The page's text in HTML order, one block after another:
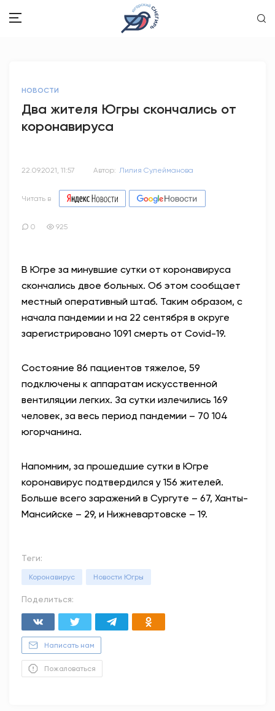
ОБРАЗОВАНИЕ
ЭТО У НАС СЕМЕЙНОЕ
АНТИТЕРРОР
НОВОСТИ
80,93
НОВОСТИ
Два жителя Югры скончались от
коронавируса
22.09.2021, 11:57 Автор: Лилия Сулейманова
Читать в
0 925
В Югре за минувшие сутки от коронавируса
скончались двое больных. Об этом сообщает
местный оперативный штаб. Таким образом, с
начала пандемии и на 22 сентября в округе
зарегистрировано 1091 смерть от Covid-19.
Состояние 86 пациентов тяжелое, 59
подключены к аппаратам искусственной
вентиляции легких. За сутки излечились 169
человек, за весь период пандемии – 70 104
югорчанина.
Напомним, за прошедшие сутки в Югре
коронавирус подтвердился у 156 жителей.
Больше всего заражений в Сургуте – 67, Ханты-
Мансийске – 29, и Нижневартовске – 19.
Теги:
Коронавирус Новости Югры
Поделиться:
Написать нам
Пожаловаться